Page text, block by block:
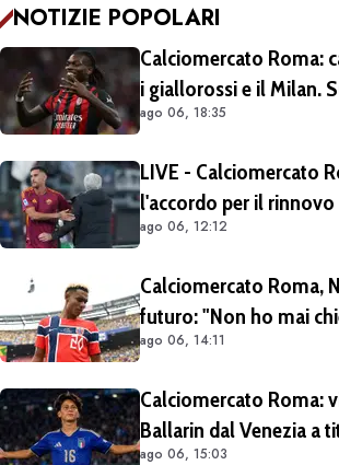
NOTIZIE POPOLARI
Calciomercato Roma:
i giallorossi e il Milan.
situazioni di Leao e
ago 06, 18:35
LIVE - Calciomercato
l'accordo per il
Prolungamento di un
ago 06, 12:12
Calciomercato Roma,
futuro: "Non ho mai
Lipsia". Giallorossi
ago 06, 14:11
Calciomercato Roma:
Ballarin dal Venezia a
ago 06, 15:03